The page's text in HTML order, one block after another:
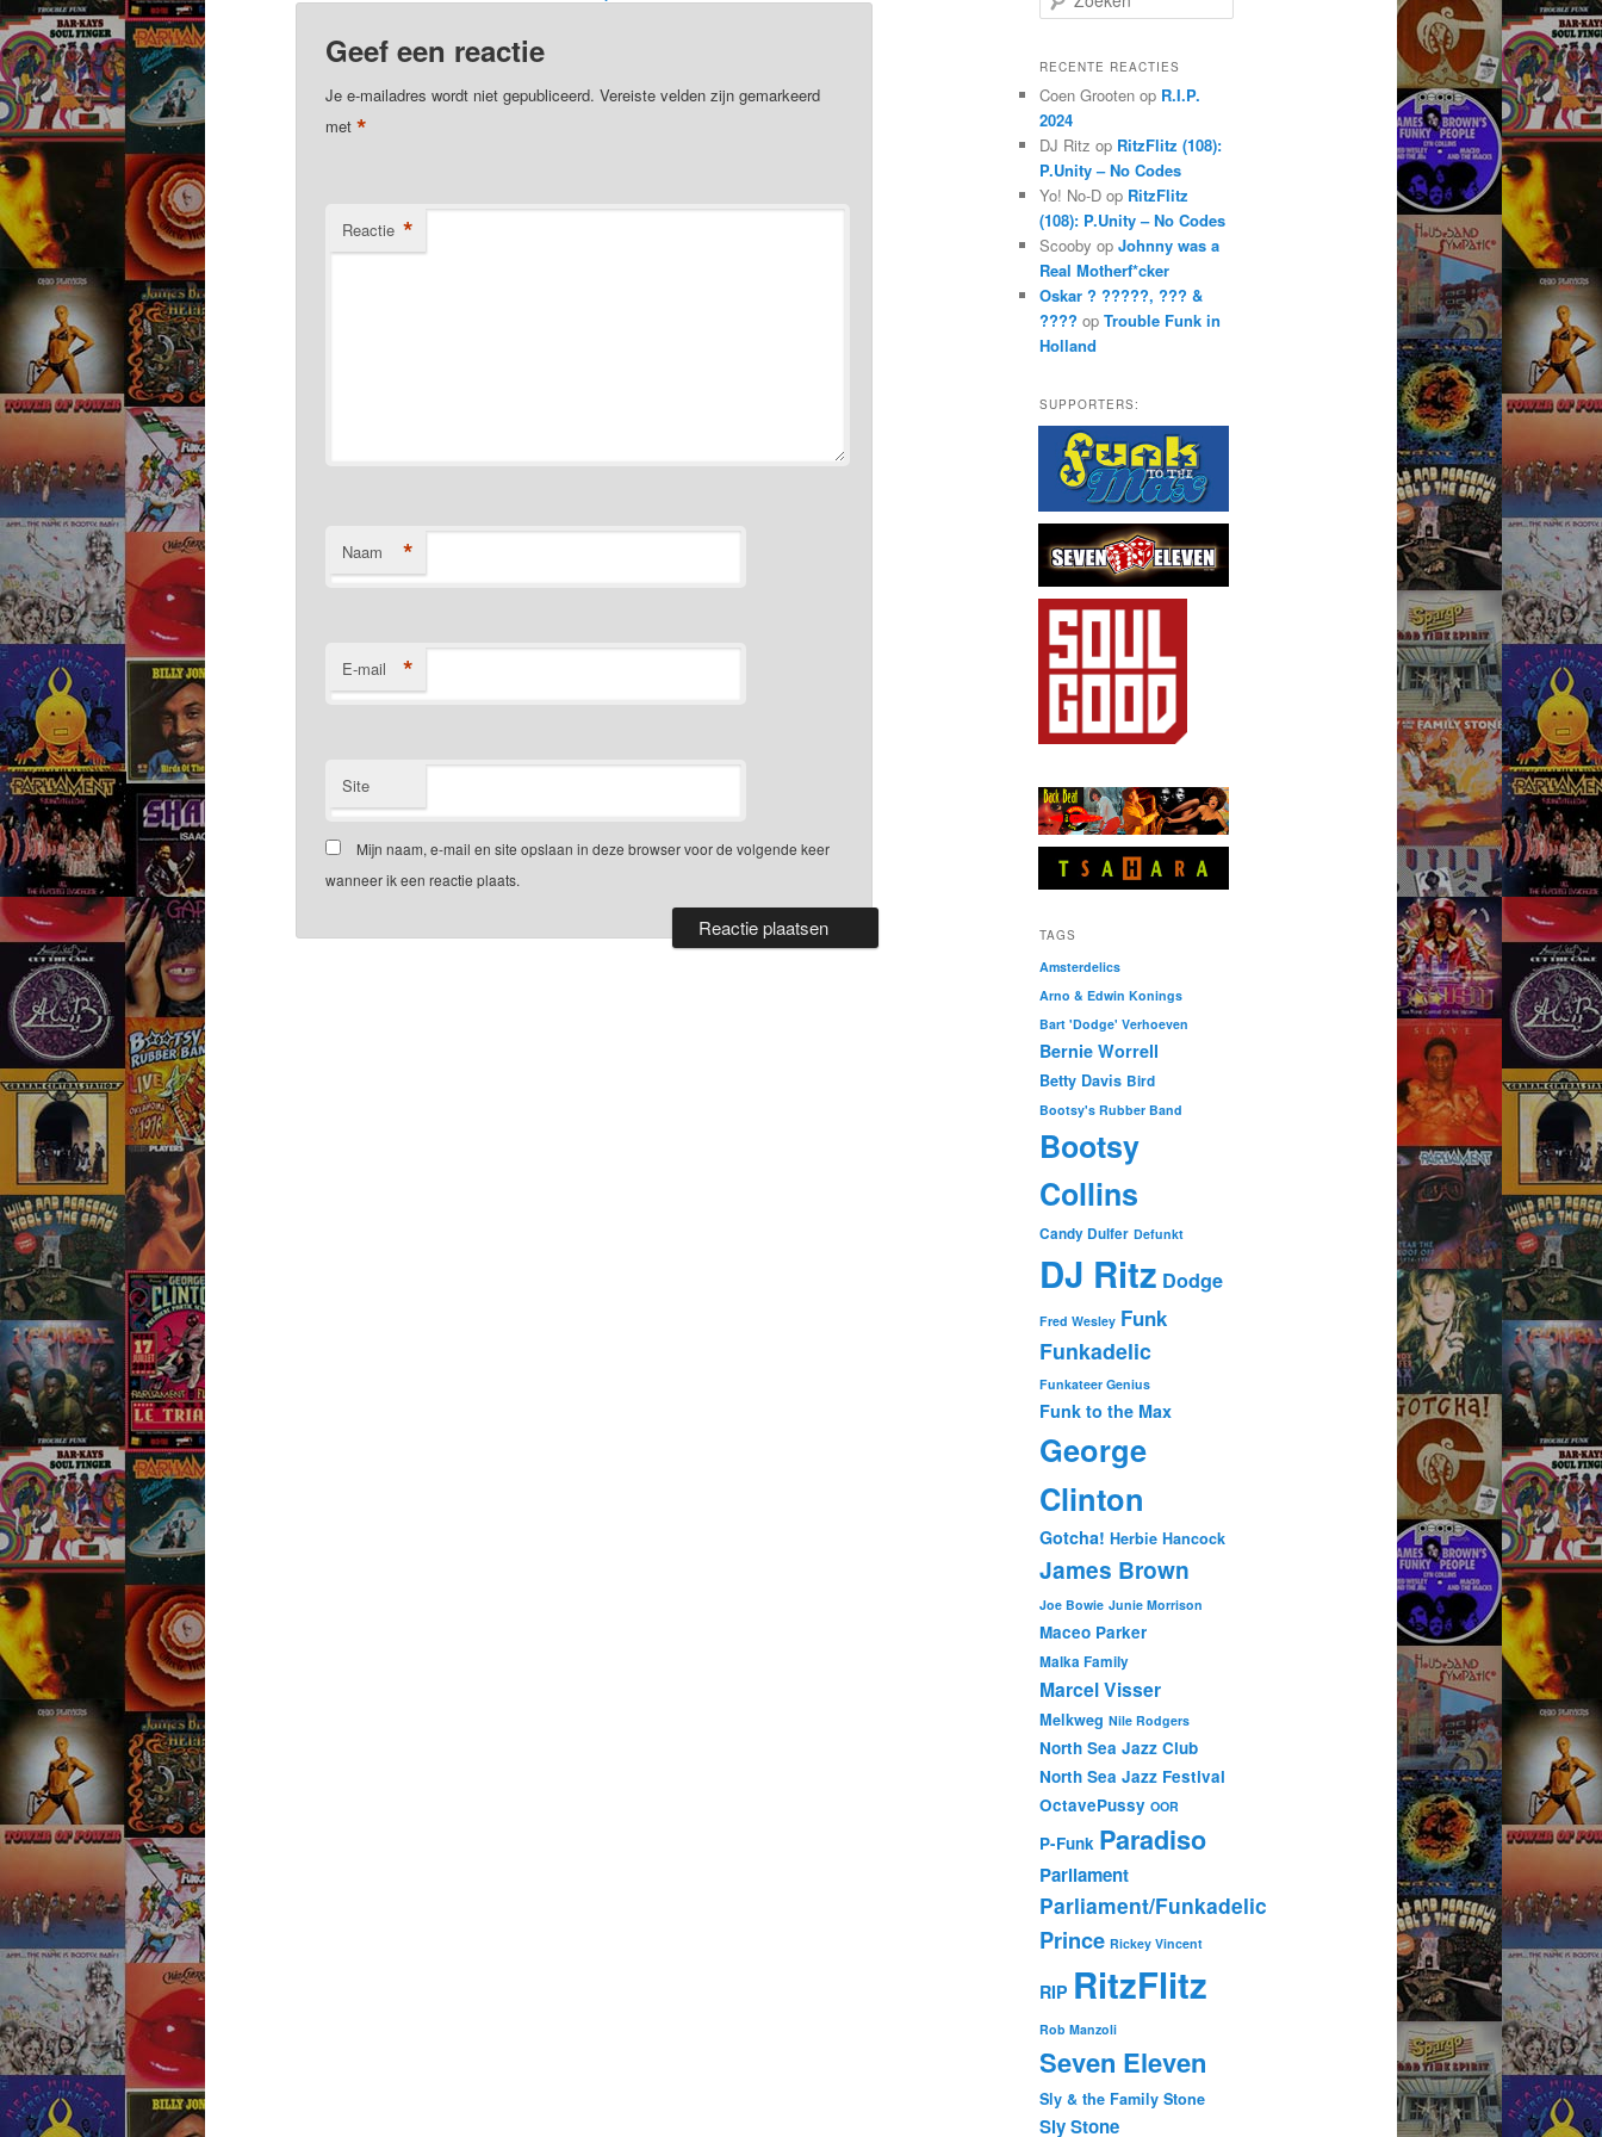
Geef een reactie
Je e-mailadres wordt niet gepubliceerd. Vereiste velden zijn gemarkeerd
met*
Reactie *
Naam *
E-mail *
Site
Mijn naam, e-mail en site opslaan in deze browser voor de volgende keer
wanneer ik een reactie plaats.
o
k
n
RECENTE REACTIES
Coen Grooten op R.I.P.
2024
DJ Ritz op RitzFlitz (108):
P.Unity – No Codes
Yo! No-D op RitzFlitz
(108): P.Unity – No Codes
Scooby opJohnny was a
Real Motherf*cker
Oskar ? ?????, ??? &
???? opTrouble Funk in
Holland
SUPPORTERS:
TAGS
Amsterdelics
Arno & Edwin Konings
Bart 'Dodge' Verhoeven
Bernie Worrell
Betty Davis Bird
Bootsy's Rubber Band
Bootsy
Collins
Candy Dulfer Defunkt
DJ Ritz Dodge
Fred Wesley Funk
Funkadelic
Funkateer Genius
Funk to the Max
George
Clinton
Gotcha! Herbie Hancock
James Brown
Joe Bowie Junie Morrison
Maceo Parker
Malka Family
Marcel Visser
Melkweg Nile Rodgers
North Sea Jazz Club
North Sea Jazz Festival
OctavePussy OOR
P-Funk Paradiso
Parliament
Parliament/Funkadelic
Prince Rickey Vincent
RIP RitzFlitz
Rob Manzoli
Seven Eleven
Sly & the Family Stone
Sly Stone